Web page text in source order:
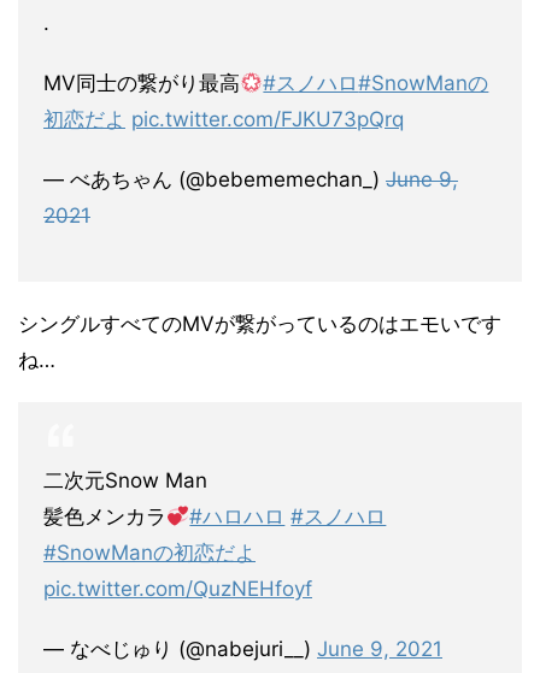
.
MV同士の繋がり最高 #スノハロ#SnowManの
初恋だよ pic.twitter.com/FJKU73pQrq
— べあちゃん (@bebememechan_) June 9,
2021
シングルすべてのMVが繋がっているのはエモいです
ね…
二次元Snow Man
髪色メンカラ
#ハロハロ #スノハロ
#SnowManの初恋だよ
pic.twitter.com/QuzNEHfoyf
— なべじゅり (@nabejuri__) June 9, 2021